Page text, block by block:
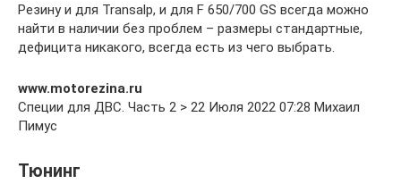
Резину и для Transalp, и для F 650/700 GS всегда можно
найти в наличии без проблем – размеры стандартные,
дефицита никакого, всегда есть из чего выбрать.
www.motorezina.ru
Специи для ДВС. Часть 2 > 22 Июля 2022 07:28 Михаил
Пимус
Тюнинг